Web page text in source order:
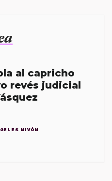
al capricho
revés judicial
NIVÓN